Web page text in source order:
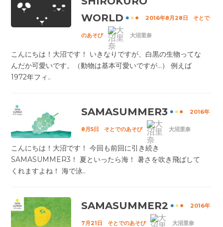
WORLD
2016年8月28日 そとで
のあそび 大沼里奈
こんにちは！大沼です！ いきなりですが、白黒の生物ってな
んだか可愛いです。（動物は基本可愛いですが...） 例えば
1972年フィ..
SAMASUMMER3 2016年
8月5日 そとでのあそび 大沼里奈
こんにちは！大沼です！ 今回も前回に引き続き
SAMASUMMER3！ 夏といったら海！ 暑さを吹き飛ばして
くれますよね！ 海で泳..
SAMASUMMER2 2016年
7月21日 そとでのあそび 大沼里奈